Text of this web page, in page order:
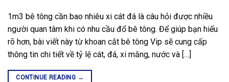
1m3 bê tông cần bao nhiêu xi cát đá là câu hỏi được nhiều
người quan tâm khi có nhu cầu đổ bê tông. Để giúp bạn hiểu
rõ hơn, bài viết này từ khoan cắt bê tông Vip sẽ cung cấp
thông tin chi tiết về tỷ lệ cát, đá, xi măng, nước và […]
CONTINUE READING →